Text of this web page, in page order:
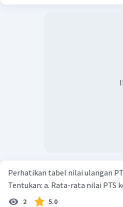
Perhatikan tabel nilai ulangan
Tentukan: a. Rata-rata nilai
2 5.0